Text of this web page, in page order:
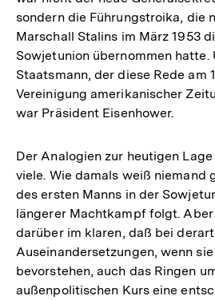
sondern die Führungstroika, die
Marschall Stalins im März 1953
Sowjetunion übernommen hatte.
Staatsmann, der diese Rede am
Vereinigung amerikanischer
war Präsident Eisenhower.
Der Analogien zur heutigen
viele. Wie damals weiß niemand
des ersten Manns in der
längerer Machtkampf folgt.
darüber im klaren, daß bei
Auseinandersetzungen, wenn
bevorstehen, auch das Ringen
außenpolitischen Kurs eine